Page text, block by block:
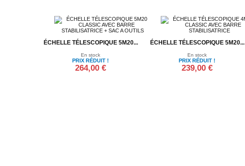
ÉCHELLE TÉLESCOPIQUE 5M20...
En stock
PRIX RÉDUIT !
264,00 €
ÉCHELLE TÉLESCOPIQUE 5M20...
En stock
PRIX RÉDUIT !
239,00 €